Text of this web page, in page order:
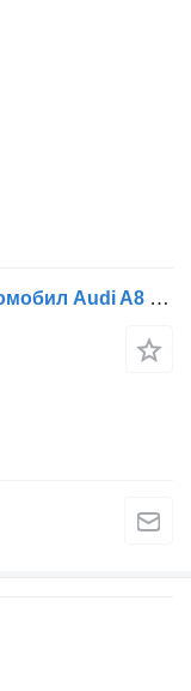
Амортисьор 4N4-616-001-B за автомобил Audi A8 L QUATTRO 55 TFSI